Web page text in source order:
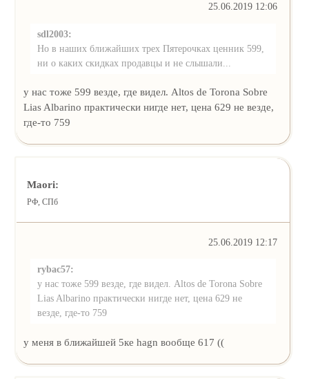
25.06.2019 12:06
sdl2003:
Но в наших ближайших трех Пятерочках ценник 599,
ни о каких скидках продавцы и не слышали...
у нас тоже 599 везде, где видел. Altos de Torona Sobre
Lias Albarino практически нигде нет, цена 629 не везде,
где-то 759
Maori:
РФ, СПб
25.06.2019 12:17
rybac57:
у нас тоже 599 везде, где видел. Altos de Torona Sobre
Lias Albarino практически нигде нет, цена 629 не
везде, где-то 759
у меня в ближайшей 5ке hagn вообще 617 ((